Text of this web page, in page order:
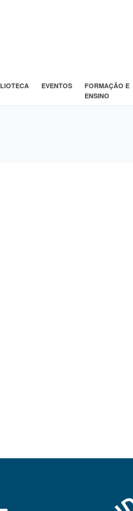
EVENTOS
FORMAÇÃO E
ENSINO